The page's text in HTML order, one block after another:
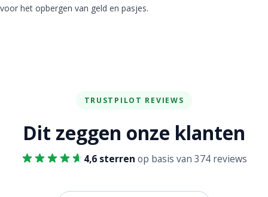
voor het opbergen van geld en pasjes.
TRUSTPILOT REVIEWS
Dit zeggen onze klanten
4,6 sterren op basis van 374 reviews